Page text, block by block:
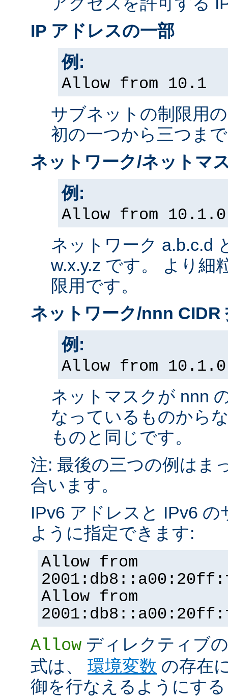
IP アドレスの一部
例:
Allow from 10.1
サブネットの制限用
初の一つから三つま
ネットワーク/ネットマ
例:
Allow from
ネットワーク a.b.c.d
w.x.y.z です。 より細
限用です。
ネットワーク/nnn CIDR
例:
Allow from
ネットマスクが nnn
なっているものから
ものと同じです。
注: 最後の三つの例はま
合います。
IPv6 アドレスと IPv6
ように指定できます:
Allow from
Allow from
Allow ディレクティブ
式は、 環境変数 の存在
御を行なえるようにす